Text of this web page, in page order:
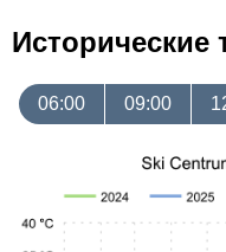
Исторические
06:00 09:00